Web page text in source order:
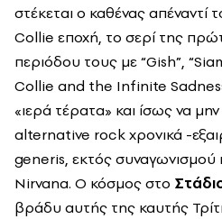
στέκεται ο καθένας απέναντί
Collie εποχή, το σερί της
περιόδου τους με “Gish”, “
Collie and the Infinite
«ιερά τέρατα» και ίσως να μην
alternative rockχρονικά -
generis, εκτός
Nirvana. Ο κόσμος στο
βράδυ αυτής της καυτής